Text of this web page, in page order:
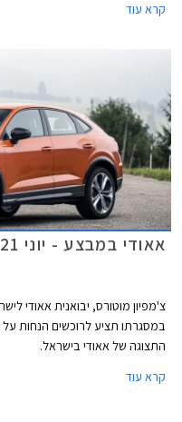
קרא עוד
אאודי במבצע - יוני 2021
במסגרתו תציע לרוכשים הנחות על
התצוגה של אאודי בישראל.
קרא עוד